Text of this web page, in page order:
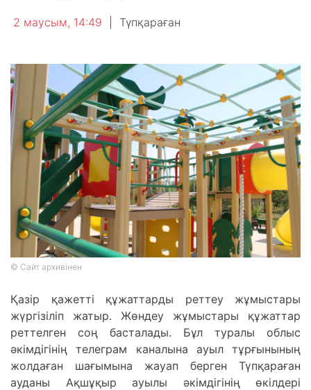
2 маусым, 14:49 Түпқараған
© Сайт архивінен
Қазір қажетті құжаттарды реттеу жұмыстары
жүргізіліп жатыр. Жөндеу жұмыстары құжаттар
реттелген соң басталады. Бұл туралы облыс
әкімдігінің телеграм каналына ауыл тұрғынының
жолдаған шағымына жауап берген Түпқараған
ауданы Ақшұқыр ауылы әкімдігінің өкілдері